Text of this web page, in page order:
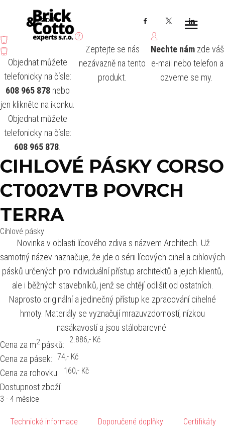
SDÍLET Facebook
Objednat můžete
telefonicky na čísle:
608 965 878nebo
jen klikněte na ikonku.
Objednat můžete
telefonicky na čísle:
608 965 878
Zeptejte se nás
nezávazně na tento
produkt.
Nechte nám zde váš
e-mail nebo telefon a
ozveme se my.
CIHLOVÉ PÁSKY CORSO
CT002VTB POVRCH
TERRA
Cihlové pásky
Novinka v oblasti lícového zdiva s názvem Architech. Už
samotný název naznačuje, že jde o sérii lícových cihel a cihlových
pásků určených pro individuální přístup architektů a jejich klientů,
ale i běžných stavebníků, jenž se chtějí odlišit od ostatních.
Naprosto originální a jedinečný přístup ke zpracování cihelné
hmoty. Materiály se vyznačují mrazuvzdorností, nízkou
nasákavostí a jsou stálobarevné.
Cena za m2pásků: ,- Kč
2.886
Cena za pásek: ,- Kč
74
Cena za rohovku: ,- Kč
160
Dostupnost zboží:
3 - 4 měsíce
Technické informace Doporučené doplňky Certifikáty